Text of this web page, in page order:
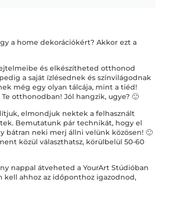
a home dekorációkért? Akkor ezt a
és elkészítheted otthonod
a saját ízlésednek és színvilágodnak
még egy olyan tálcája, mint a tiéd!
otthonodban! Jól hangzik, ugye? 🙂
elmondjuk nektek a felhasznált
Bemutatunk pár technikát, hogy el
neki merj állni velünk közösen! 🙂
közül választhatsz, körülbelül 50-60
nappal átveheted a YourArt Stúdióban
ahhoz az időponthoz igazodnod,